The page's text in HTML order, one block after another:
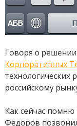
Говоря о
Корпоративных
российскому
Как сейчас помню
Фёдоров